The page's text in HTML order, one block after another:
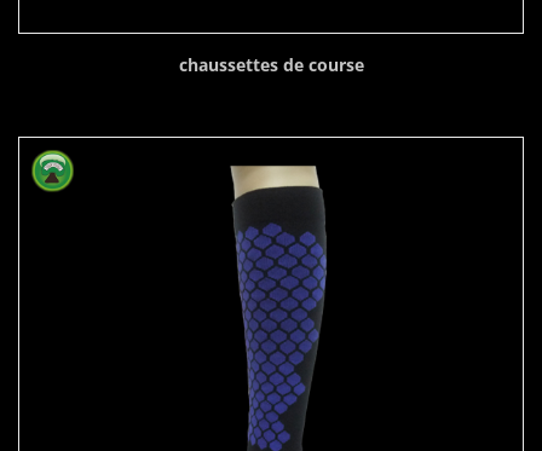
chaussettes de course